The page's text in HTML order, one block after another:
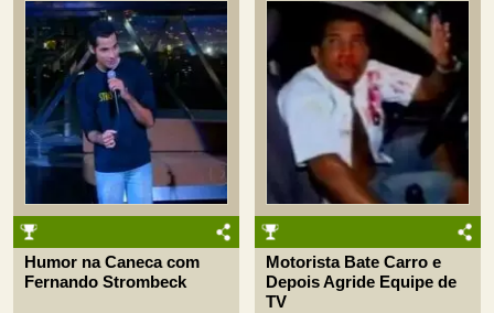
Humor na Caneca com
Fernando Strombeck
Motorista Bate Carro e
Depois Agride Equipe de
TV